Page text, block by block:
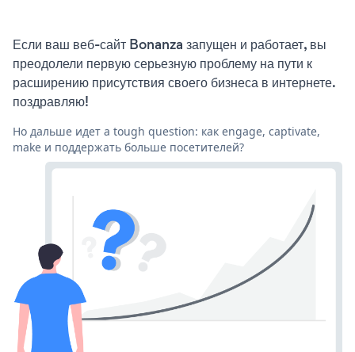
Если ваш веб-сайт Bonanza запущен и работает, вы
преодолели первую серьезную проблему на пути к
расширению присутствия своего бизнеса в интернете.
поздравляю!
Но дальше идет a tough question: как engage, captivate,
make и поддержать больше посетителей?